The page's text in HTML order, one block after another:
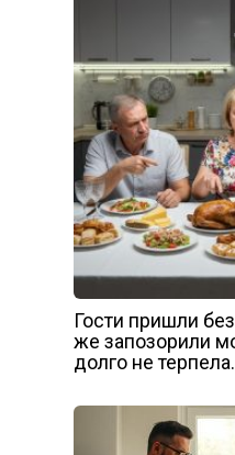
Гости пришли
же запозорили
долго не терпела.